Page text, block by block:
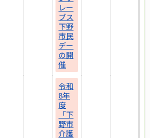
レー
ブス
下野
市民
デー
の開
催
令和
8年
度
「下
野市
介護